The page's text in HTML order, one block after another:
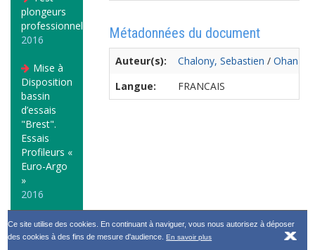
plongeurs
professionnels
2016
Mise à
Disposition
bassin
d’essais
"Brest".
Essais
Profileurs «
Euro-Argo
»
2016
Métadonnées du document
Auteur(s): Chalony, Sebastien /Ohana,
Langue:
FRANCAIS
Ce site utilise des cookies. En continuant à naviguer, vous nous autorisez à déposer
des cookies à des fins de mesure d'audience.En savoir plus